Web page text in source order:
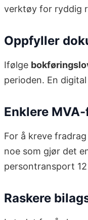
verktøy for ryddig
Oppfyller
Ifølge
perioden. En
Enklere
For å kreve
noe som gjør det
persontransport
Raskere